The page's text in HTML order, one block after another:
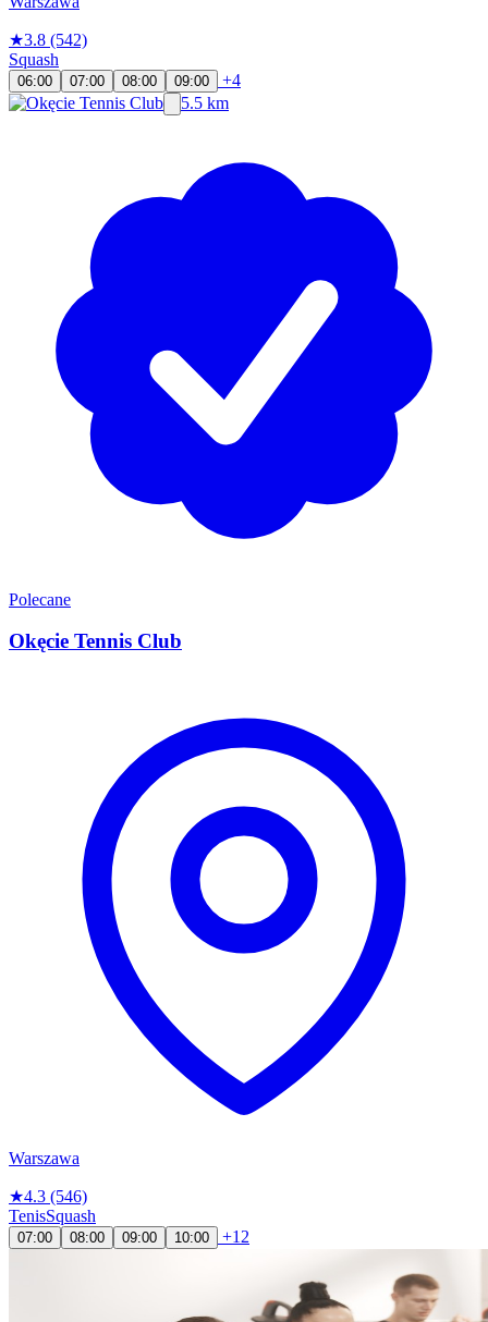
★3.8 (542)
Squash
06:00 07:00 08:00 09:00
+4
5.5 km
Polecane
Okęcie Tennis Club
Warszawa
★4.3 (546)
TenisSquash
07:00 08:00 09:00 10:00 +12